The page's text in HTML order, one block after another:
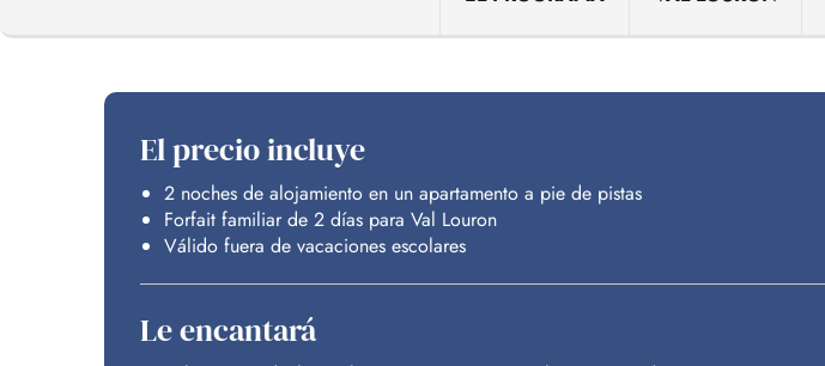
El precio incluye
2 noches de alojamiento en un apartamento a pie de pistas
Forfait familiar de 2 días para Val Louron
Válido fuera de vacaciones escolares
Le encantará